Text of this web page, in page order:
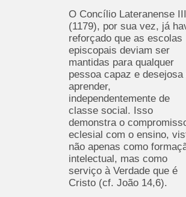
O Concílio Lateranense III
(1179), por sua vez, já
reforçado que as escolas
episcopais deviam ser
mantidas para qualquer
pessoa capaz e desejosa
aprender,
independentemente de
classe social. Isso
demonstra o
eclesial com o ensino,
não apenas como
intelectual, mas como
serviço à Verdade que é
Cristo (cf. João 14,6).